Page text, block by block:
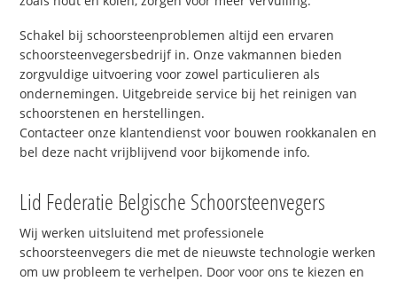
Schakel bij schoorsteenproblemen altijd een ervaren
schoorsteenvegersbedrijf in. Onze vakmannen bieden
zorgvuldige uitvoering voor zowel particulieren als
ondernemingen. Uitgebreide service bij het reinigen van
schoorstenen en herstellingen.
Contacteer onze klantendienst voor bouwen rookkanalen en
bel deze nacht vrijblijvend voor bijkomende info.
Lid Federatie Belgische Schoorsteenvegers
Wij werken uitsluitend met professionele
schoorsteenvegers die met de nieuwste technologie werken
om uw probleem te verhelpen. Door voor ons te kiezen en